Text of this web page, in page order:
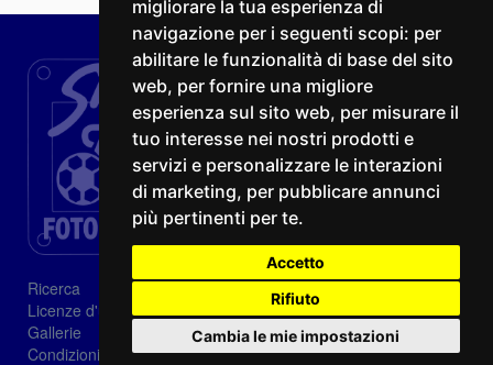
migliorare la tua esperienza di
navigazione per i seguenti scopi: per
abilitare le funzionalità di base del sito
web, per fornire una migliore
esperienza sul sito web, per misurare il
tuo interesse nei nostri prodotti e
servizi e personalizzare le interazioni
di marketing, per pubblicare annunci
più pertinenti per te.
Accetto
Rifiuto
Cambia le mie impostazioni
Ricerca
Licenze d'utilizzo
Gallerie
Condizioni di vendita